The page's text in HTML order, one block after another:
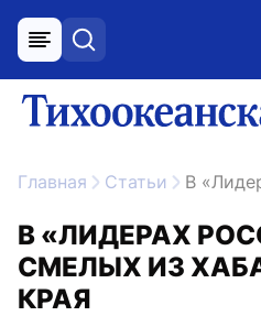
меню поиск
Главная Статьи В «Лидерах
В «ЛИДЕРАХ
СМЕЛЫХ ИЗ
КРАЯ